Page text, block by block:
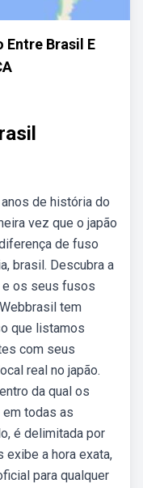
Entre Brasil E
de história do
vez que o japão
de fuso
brasil. Descubra a
e os seus fusos
tem
que listamos
com seus
real no japão.
da qual os
todas as
é delimitada por
exibe a hora exata,
para qualquer